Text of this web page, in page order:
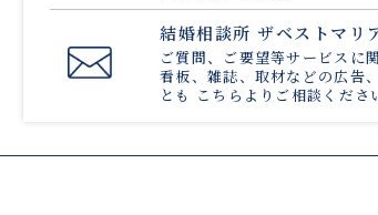
結婚相談所 ザベストマリ
ご質問、ご要望等サービスに
看板、雑誌、取材などの広告
とも こちら よりご相談くださ